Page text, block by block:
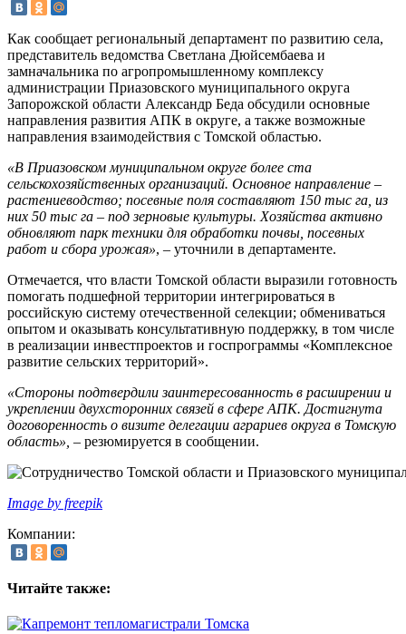
Как сообщает региональный департамент по развитию села,
представитель ведомства Светлана Дюйсембаева и
замначальника по агропромышленному комплексу
администрации Приазовского муниципального округа
Запорожской области Александр Беда обсудили основные
направления развития АПК в округе, а также возможные
направления взаимодействия с Томской областью.
«В Приазовском муниципальном округе более ста
сельскохозяйственных организаций. Основное направление –
растениеводство; посевные поля составляют 150 тыс га, из
них 50 тыс га – под зерновые культуры. Хозяйства активно
обновляют парк техники для обработки почвы, посевных
работ и сбора урожая», – уточнили в департаменте.
Отмечается, что власти Томской области выразили готовность
помогать подшефной территории интегрироваться в
российскую систему отечественной селекции; обмениваться
опытом и оказывать консультативную поддержку, в том числе
в реализации инвестпроектов и госпрограммы «Комплексное
развитие сельских территорий».
«Стороны подтвердили заинтересованность в расширении и
укреплении двухсторонних связей в сфере АПК. Достигнута
договоренность о визите делегации аграриев округа в Томскую
область», – резюмируется в сообщении.
Image by freepik
Компании:
Читайте также: